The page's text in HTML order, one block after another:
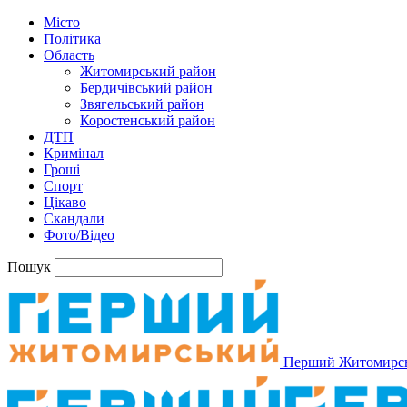
Місто
Політика
Область
Житомирський район
Бердичівський район
Звягельський район
Коростенський район
ДТП
Кримінал
Гроші
Спорт
Цікаво
Скандали
Фото/Відео
Пошук
Перший